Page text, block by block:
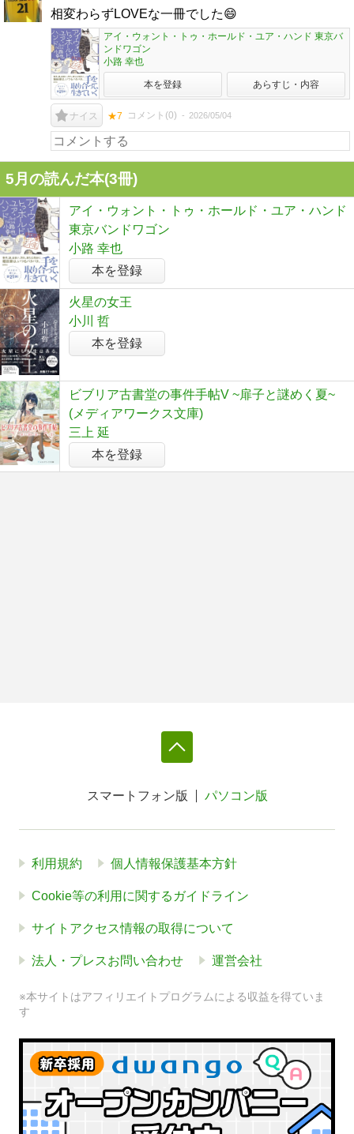
相変わらずLOVEな一冊でした😄
アイ・ウォント・トゥ・ホールド・ユア・ハンド 東京バ
ンドワゴン
小路 幸也
本を登録 あらすじ・内容
ナイス ★7 コメント(0) 2026/05/04
5月の読んだ本(3冊)
アイ・ウォント・トゥ・ホールド・ユア・ハンド
東京バンドワゴン
小路 幸也
本を登録
火星の女王
小川 哲
本を登録
ビブリア古書堂の事件手帖V ~扉子と謎めく夏~
(メディアワークス文庫)
三上 延
本を登録
スマートフォン版 パソコン版
利用規約 個人情報保護基本方針
Cookie等の利用に関するガイドライン
サイトアクセス情報の取得について
法人・プレスお問い合わせ 運営会社
※本サイトはアフィリエイトプログラムによる収益を得ていま
す